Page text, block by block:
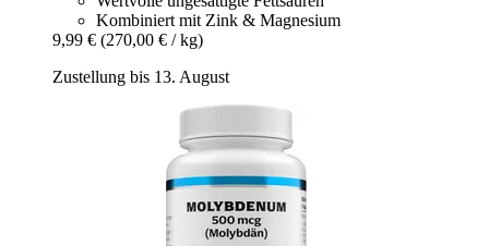
Kombiniert mit Zink & Magnesium
9,99 € (270,00 € / kg)
Zustellung bis 13. August